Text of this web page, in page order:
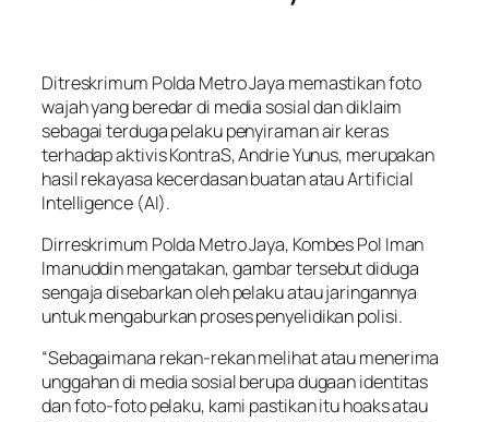
Ditreskrimum Polda Metro Jaya memastikan foto
wajah yang beredar di media sosial dan diklaim
sebagai terduga pelaku penyiraman air keras
terhadap aktivis KontraS, Andrie Yunus, merupakan
hasil rekayasa kecerdasan buatan atau Artificial
Intelligence (AI).
Dirreskrimum Polda Metro Jaya, Kombes Pol Iman
Imanuddin mengatakan, gambar tersebut diduga
sengaja disebarkan oleh pelaku atau jaringannya
untuk mengaburkan proses penyelidikan polisi.
“Sebagaimana rekan-rekan melihat atau menerima
unggahan di media sosial berupa dugaan identitas
dan foto-foto pelaku, kami pastikan itu hoaks atau